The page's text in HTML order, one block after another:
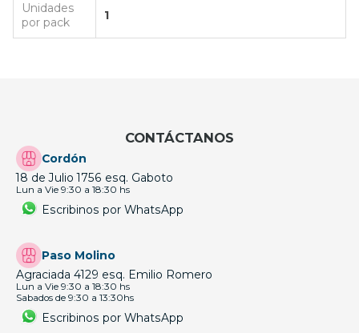
Unidades
por pack
1
CONTÁCTANOS
Cordón
18 de Julio 1756 esq. Gaboto
Lun a Vie 9:30 a 18:30 hs
Escribinos por WhatsApp
Paso Molino
Agraciada 4129 esq. Emilio Romero
Lun a Vie 9:30 a 18:30 hs
Sabados de 9:30 a 13:30hs
Escribinos por WhatsApp